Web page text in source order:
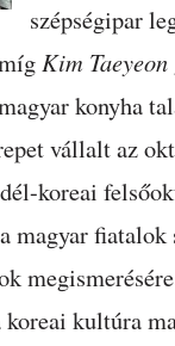
szépségipar
Kim Taeyeon
konyha
vállalt az
koreai
magyar
kultúra